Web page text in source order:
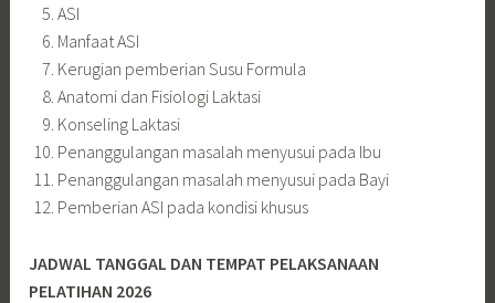
ASI
Manfaat ASI
Kerugian pemberian Susu Formula
Anatomi dan Fisiologi Laktasi
Konseling Laktasi
Penanggulangan masalah menyusui pada Ibu
Penanggulangan masalah menyusui pada Bayi
Pemberian ASI pada kondisi khusus
JADWAL TANGGAL DAN TEMPAT PELAKSANAAN
PELATIHAN 2026